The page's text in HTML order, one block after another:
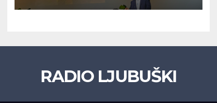
RADIO LJUBUŠKI